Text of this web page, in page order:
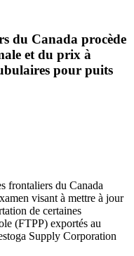
du Canada procède
et du prix à
pour puits
frontaliers du Canada
visant à mettre à jour
de certaines
(FTPP) exportés au
Supply Corporation